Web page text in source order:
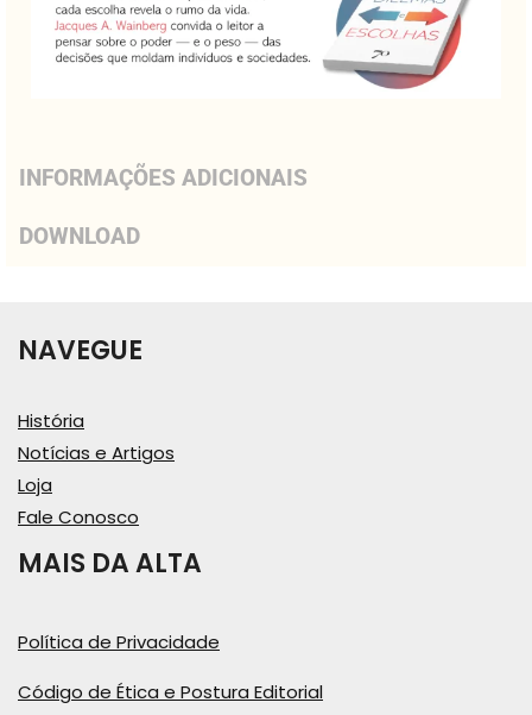
INFORMAÇÕES ADICIONAIS
DOWNLOAD
NAVEGUE
História
Notícias e Artigos
Loja
Fale Conosco
MAIS DA ALTA
Política de Privacidade
Código de Ética e Postura Editorial